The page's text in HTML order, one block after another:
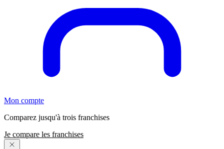
Mon compte
Comparez jusqu'à trois franchises
Je compare les franchises